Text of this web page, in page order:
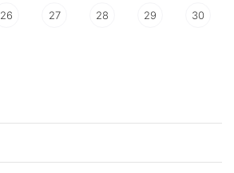
26 27 28 29 30